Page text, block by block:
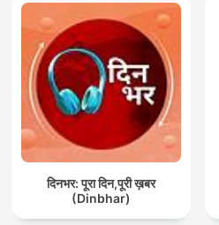
दिनभर: पूरा दिन,पूरी ख़बर
(Dinbhar)